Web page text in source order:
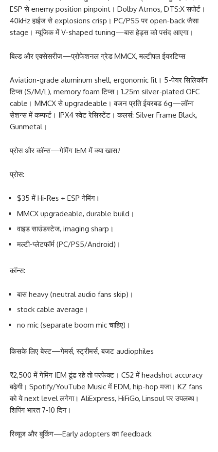
ESP से enemy position pinpoint। Dolby Atmos, DTS:X सपोर्ट।
40kHz हाईज से explosions crisp। PC/PS5 पर open-back जैसा
stage। म्यूजिक में V-shaped tuning—बास हेड्स को पसंद आएगा।
बिल्ड और एक्सेसरीज—प्रोफेशनल ग्रेड MMCX, मल्टीपल ईयरटिप्स
Aviation-grade aluminum shell, ergonomic fit। 5-पेयर सिलिकॉन
टिप्स (S/M/L), memory foam टिप्स। 1.25m silver-plated OFC
cable। MMCX से upgradeable। वजन प्रति ईयरबड 6g—लॉन्ग
सेशन्स में कम्फर्ट। IPX4 स्वेट रेसिस्टेंट। कलर्स: Silver Frame Black,
Gunmetal।
प्रोस और कॉन्स—गेमिंग IEM में क्या खास?
प्रोस:
$35 में Hi-Res + ESP गेमिंग।
MMCX upgradeable, durable build।
वाइड साउंडस्टेज, imaging sharp।
मल्टी-प्लेटफॉर्म (PC/PS5/Android)।
कॉन्स:
बास heavy (neutral audio fans skip)।
stock cable average।
no mic (separate boom mic चाहिए)।
किसके लिए बेस्ट—गेमर्स, स्ट्रीमर्स, बजट audiophiles
₹2,500 में गेमिंग IEM ढूंढ रहे तो परफेक्ट। CS2 में headshot accuracy
बढ़ेगी। Spotify/YouTube Music में EDM, hip-hop मजा। KZ fans
को ये next level लगेगा। AliExpress, HiFiGo, Linsoul पर उपलब्ध।
शिपिंग भारत 7-10 दिन।
रिव्यूज और बुकिंग—Early adopters का feedback